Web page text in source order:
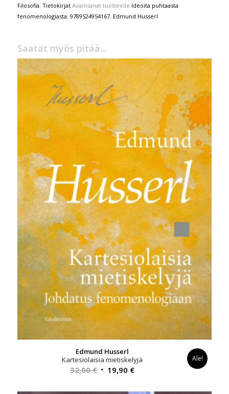
Filosofia, Tietokirjat Avainsanat tuotteelle Ideoita puhtaasta
fenomenologiasta, 9789524954167, Edmund Husserl
Saatat myös pitää...
Edmund Husserl
Kartesiolaisia mietiskelyjä
32,00€ Alkuperäinen
19,90 €Nykyinen
Ale!